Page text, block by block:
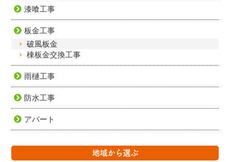
漆喰工事
板金工事
破風板金
棟板金交換工事
雨樋工事
防水工事
アパート
地域から選ぶ